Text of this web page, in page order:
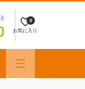
お気に入り
0